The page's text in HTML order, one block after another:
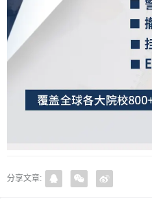
分享文章: